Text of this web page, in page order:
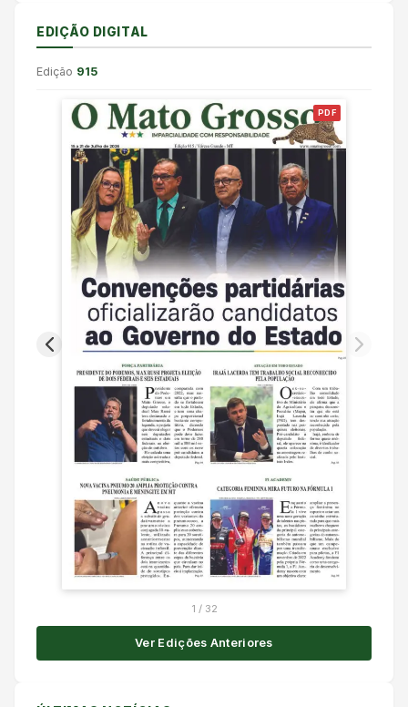
EDIÇÃO DIGITAL
Edição 915
PDF
1 / 32
Ver Edições Anteriores